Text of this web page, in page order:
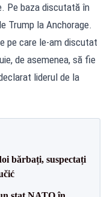
Pe baza discutată în
Trump la Anchorage.
pe care le-am discutat
de asemenea, să fie
liderul de la
bărbați, suspectați